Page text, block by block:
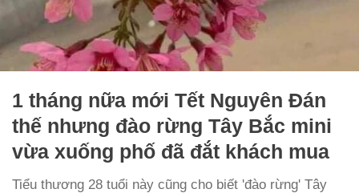
1 tháng nữa mới Tết Nguyên Đán
thế nhưng đào rừng Tây Bắc mini
vừa xuống phố đã đắt khách mua
Tiểu thương 28 tuổi này cũng cho biết 'đào rừng' Tây